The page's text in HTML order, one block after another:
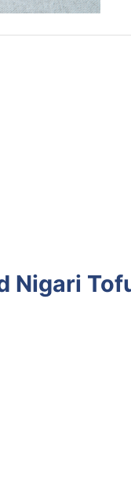
Nigari